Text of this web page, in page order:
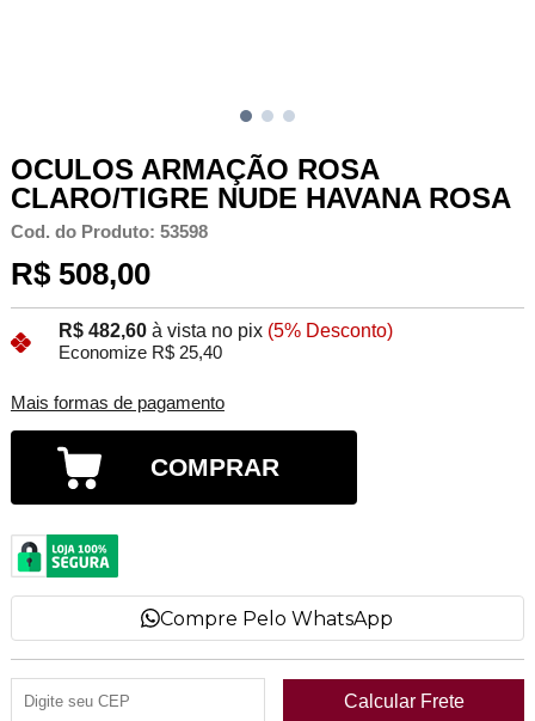
OCULOS ARMAÇÃO ROSA
CLARO/TIGRE NUDE HAVANA ROSA
Cod. do Produto: 53598
R$ 508,00
R$ 482,60 à vista no pix (5% Desconto)
Economize R$ 25,40
Mais formas de pagamento
COMPRAR
Compre Pelo WhatsApp